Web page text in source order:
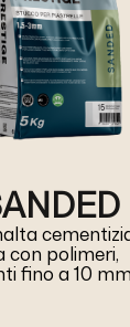
con polimeri,
fino a 10